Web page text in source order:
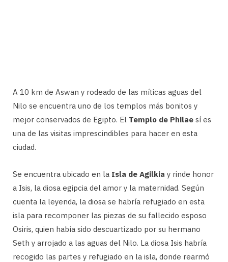
A 10 km de Aswan y rodeado de las míticas aguas del
Nilo se encuentra uno de los templos más bonitos y
mejor conservados de Egipto. El Templo de Philae sí es
una de las visitas imprescindibles para hacer en esta
ciudad.
Se encuentra ubicado en la Isla de Agilkia y rinde honor
a Isis, la diosa egipcia del amor y la maternidad. Según
cuenta la leyenda, la diosa se habría refugiado en esta
isla para recomponer las piezas de su fallecido esposo
Osiris, quien había sido descuartizado por su hermano
Seth y arrojado a las aguas del Nilo. La diosa Isis habría
recogido las partes y refugiado en la isla, donde rearmó